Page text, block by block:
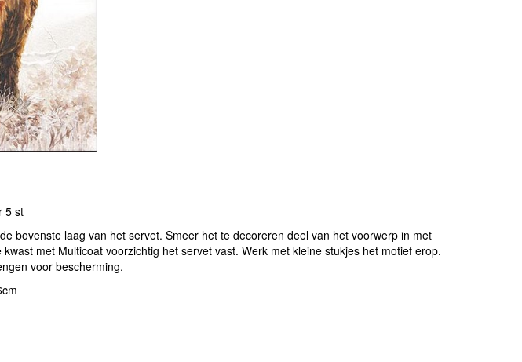
5 st
bovenste laag van het servet. Smeer het te decoreren deel van het voorwerp in met
met Multicoat voorzichtig het servet vast. Werk met kleine stukjes het motief erop.
voor bescherming.